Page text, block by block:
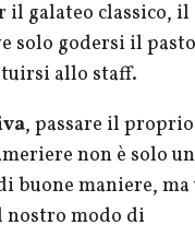
il galateo classico, il
solo godersi il
allo staff.
, passare il proprio
non è solo
buone maniere, ma
nostro modo di